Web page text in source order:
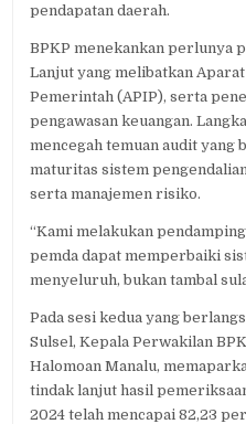
pendapatan daerah.
BPKP menekankan perlunya
Lanjut yang melibatkan
Pemerintah (APIP), serta
pengawasan keuangan.
mencegah temuan audit yang
maturitas sistem
serta manajemen risiko.
“Kami melakukan
pemda dapat memperbaiki
menyeluruh, bukan tambal
Pada sesi kedua yang
Sulsel, Kepala Perwakilan
Halomoan Manalu,
tindak lanjut hasil
2024 telah mencapai 82,23